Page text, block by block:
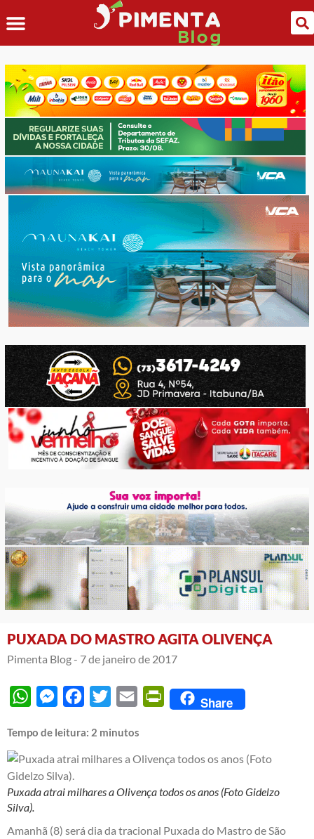
PUXADA DO MASTRO AGITA OLIVENÇA
Pimenta Blog - 7 de janeiro de 2017
WhatsAppMessengerFacebook
Twitter Email PrintFriendly
Share
Tempo de leitura: 2 minutos
Puxada atrai milhares a Olivença todos os anos (Foto Gidelzo
Silva).
Amanhã (8) será dia da tracional Puxada do Mastro de São